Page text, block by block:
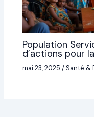
Population
d’actions pour
mai 23, 2025/Santé &